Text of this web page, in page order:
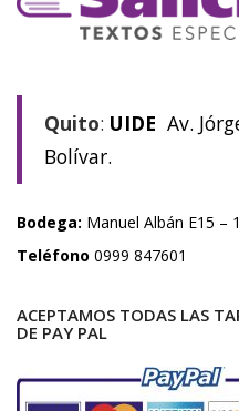
Quito: UIDE Av.
Bolívar.
Bodega: Manuel Albán E15 –
Teléfono 0999 847601
ACEPTAMOS TODAS LAS
DE PAY PAL